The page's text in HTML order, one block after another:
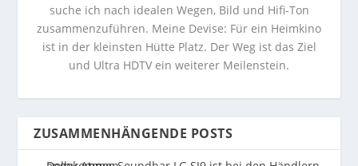
suche ich nach idealen Wegen, Bild und Hifi-Ton
zusammenzuführen. Meine Devise: Für ein Heimkino
ist in der kleinsten Hütte Platz. Der Weg ist das Ziel
und Ultra HDTV ein weiterer Meilenstein.
ZUSAMMENHÄNGENDE POSTS